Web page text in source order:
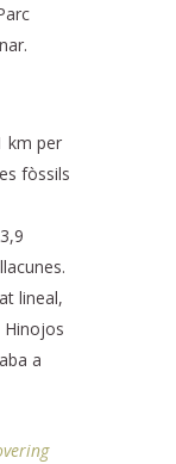
km per
fòssils
lineal,
Hinojos
a